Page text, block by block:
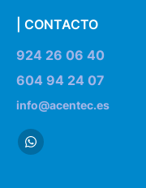
| CONTACTO
924 26 06 40
604 94 24 07
info@acentec.es